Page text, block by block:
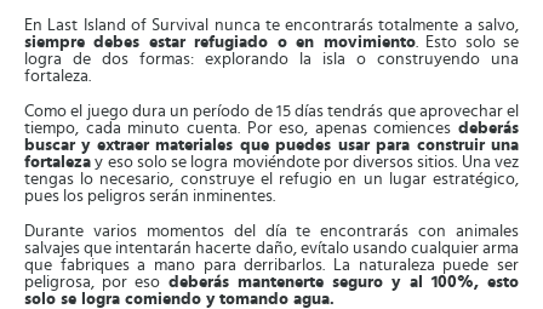
En Last Island of Survival nunca te encontrarás totalmente a salvo,
siempre debes estar refugiado o en movimiento. Esto solo se
logra de dos formas: explorando la isla o construyendo una
fortaleza.
Como el juego dura un período de 15 días tendrás que aprovechar el
tiempo, cada minuto cuenta. Por eso, apenas comiences deberás
buscar y extraer materiales que puedes usar para construir una
fortaleza y eso solo se logra moviéndote por diversos sitios. Una vez
tengas lo necesario, construye el refugio en un lugar estratégico,
pues los peligros serán inminentes.
Durante varios momentos del día te encontrarás con animales
salvajes que intentarán hacerte daño, evítalo usando cualquier arma
que fabriques a mano para derribarlos. La naturaleza puede ser
peligrosa, por eso deberás mantenerte seguro y al 100%, esto
solo se logra comiendo y tomando agua.